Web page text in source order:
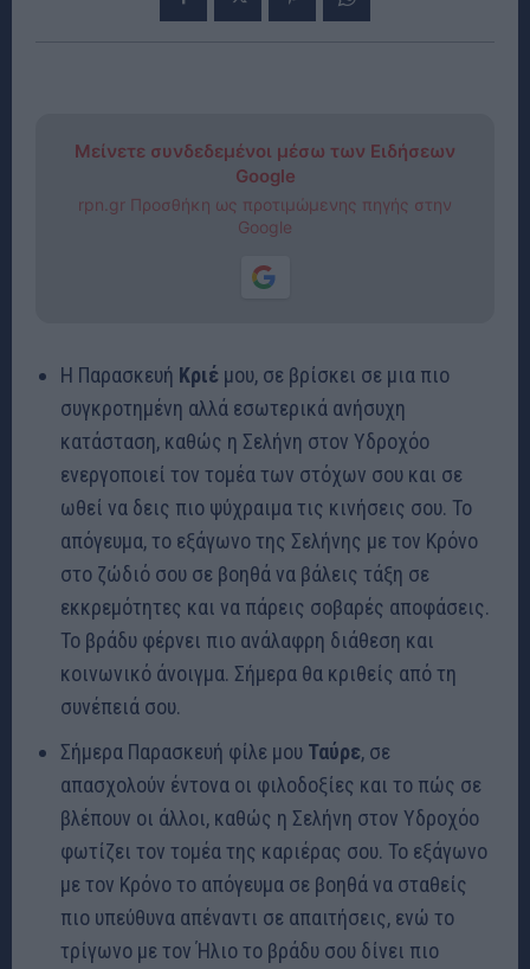
Μείνετε συνδεδεμένοι μέσω των Ειδήσεων
Google
rpn.gr Προσθήκη ως προτιμώμενης πηγής στην
Google
Η Παρασκευή Κριέ μου, σε βρίσκει σε μια πιο
συγκροτημένη αλλά εσωτερικά ανήσυχη
κατάσταση, καθώς η Σελήνη στον Υδροχόο
ενεργοποιεί τον τομέα των στόχων σου και σε
ωθεί να δεις πιο ψύχραιμα τις κινήσεις σου. Το
απόγευμα, το εξάγωνο της Σελήνης με τον Κρόνο
στο ζώδιό σου σε βοηθά να βάλεις τάξη σε
εκκρεμότητες και να πάρεις σοβαρές αποφάσεις.
Το βράδυ φέρνει πιο ανάλαφρη διάθεση και
κοινωνικό άνοιγμα. Σήμερα θα κριθείς από τη
συνέπειά σου.
Σήμερα Παρασκευή φίλε μου Ταύρε, σε
απασχολούν έντονα οι φιλοδοξίες και το πώς σε
βλέπουν οι άλλοι, καθώς η Σελήνη στον Υδροχόο
φωτίζει τον τομέα της καριέρας σου. Το εξάγωνο
με τον Κρόνο το απόγευμα σε βοηθά να σταθείς
πιο υπεύθυνα απέναντι σε απαιτήσεις, ενώ το
τρίγωνο με τον Ήλιο το βράδυ σου δίνει πιο